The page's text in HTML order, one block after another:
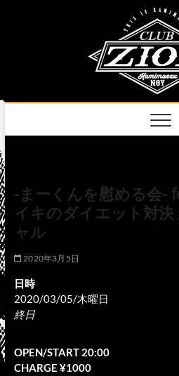
-まーくんを慰める会-
イキのダイエット対
ャル
2020年3月5日
日時
2020/03/05/木曜日
終日
OPEN/START 20:00
CHARGE ¥1000